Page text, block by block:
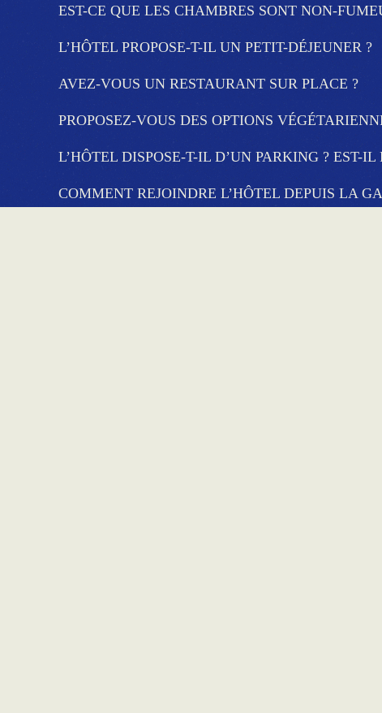
EST-CE QUE LES CHAMBRES SONT NON-
L’HÔTEL PROPOSE-T-IL UN PETIT-DÉJEUNER ?
AVEZ-VOUS UN RESTAURANT SUR PLACE ?
PROPOSEZ-VOUS DES OPTIONS
L’HÔTEL DISPOSE-T-IL D’UN PARKING ? EST-IL
COMMENT REJOINDRE L’HÔTEL DEPUIS LA